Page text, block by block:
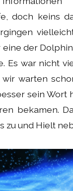
doch keins
der
Es war nicht
wir warten
sein Wort
bekamen.
zu und Hielt